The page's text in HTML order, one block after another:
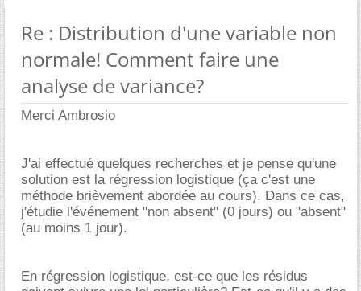
Re : Distribution d'une variable non
normale! Comment faire une
analyse de variance?
Merci Ambrosio
J'ai effectué quelques recherches et je pense qu'une
solution est la régression logistique (ça c'est une
méthode brièvement abordée au cours). Dans ce cas,
j'étudie l'événement "non absent" (0 jours) ou "absent"
(au moins 1 jour).
En régression logistique, est-ce que les résidus